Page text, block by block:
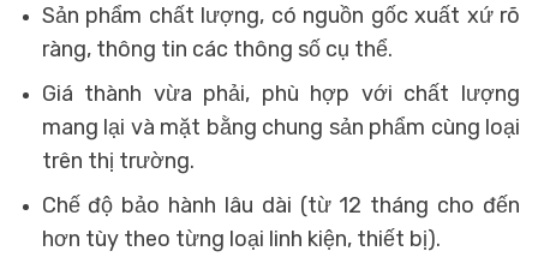
Sản phẩm chất lượng, có nguồn gốc xuất xứ rõ
ràng, thông tin các thông số cụ thể.
Giá thành vừa phải, phù hợp với chất lượng
mang lại và mặt bằng chung sản phẩm cùng loại
trên thị trường.
Chế độ bảo hành lâu dài (từ 12 tháng cho đến
hơn tùy theo từng loại linh kiện, thiết bị).